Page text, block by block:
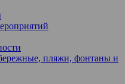
пляжи, фонтаны и